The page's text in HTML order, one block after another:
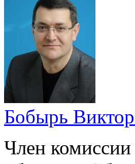
Бобырь
Член комиссии